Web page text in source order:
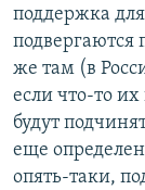
поддержка
подвергаются
же там (в
если что-то их
будут
еще
опять-таки,